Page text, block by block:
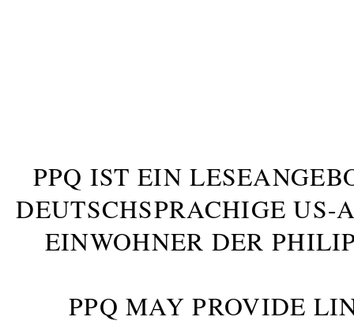
PPQ IST EIN
DEUTSCHSPRACHIGE US-
INWOHNER DER
PPQ MAY PROVIDE